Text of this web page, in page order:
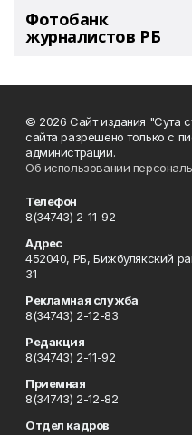
Фотобанк
журналистов РБ
© 2026 Сайт издания "Сута
сайта разрешено только с
администрации.
Об использовании
Телефон
8(34743) 2-11-92
Адрес
452040, РБ, Бижбулякский
31
Рекламная служба
8(34743) 2-12-83
Редакция
8(34743) 2-11-92
Приемная
8(34743) 2-12-82
Отдел кадров